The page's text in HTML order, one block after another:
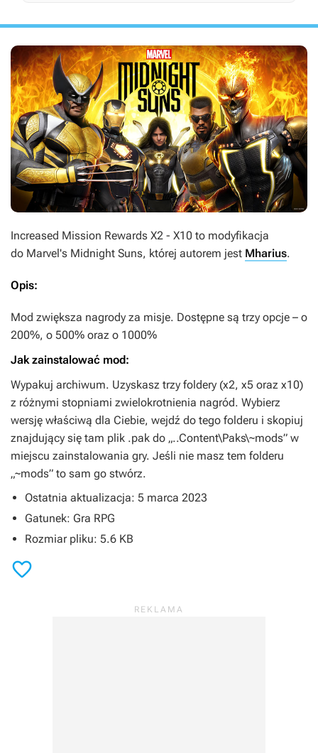
Increased Mission Rewards X2 - X10 to modyfikacja
do Marvel's Midnight Suns, której autorem jest Mharius.
Opis:
Mod zwiększa nagrody za misje. Dostępne są trzy opcje – o
200%, o 500% oraz o 1000%
Jak zainstalować mod:
Wypakuj archiwum. Uzyskasz trzy foldery (x2, x5 oraz x10)
z różnymi stopniami zwielokrotnienia nagród. Wybierz
wersję właściwą dla Ciebie, wejdź do tego folderu i skopiuj
znajdujący się tam plik .pak do „..Content\Paks\~mods” w
miejscu zainstalowania gry. Jeśli nie masz tem folderu
„~mods” to sam go stwórz.
Ostatnia aktualizacja: 5 marca 2023
Gatunek: Gra RPG
Rozmiar pliku: 5.6 KB
